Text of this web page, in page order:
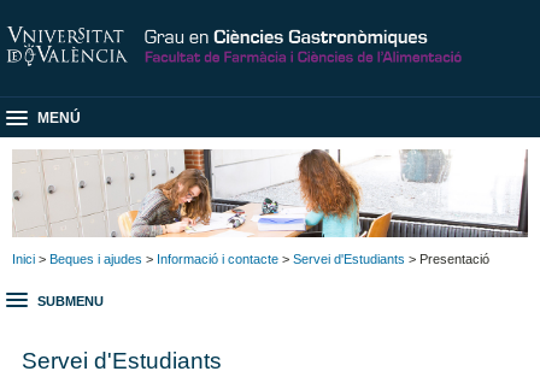
MENÚ
Inici > Beques i ajudes > Informació i contacte > Servei d'Estudiants > Presentació
SUBMENU
Servei d'Estudiants